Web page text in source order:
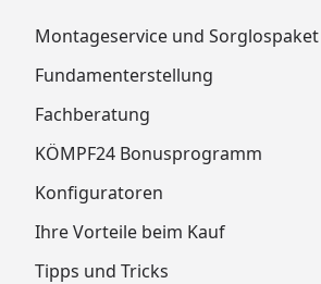
Montageservice und Sorglospaket
Fundamenterstellung
Fachberatung
KÖMPF24 Bonusprogramm
Konfiguratoren
Ihre Vorteile beim Kauf
Tipps und Tricks